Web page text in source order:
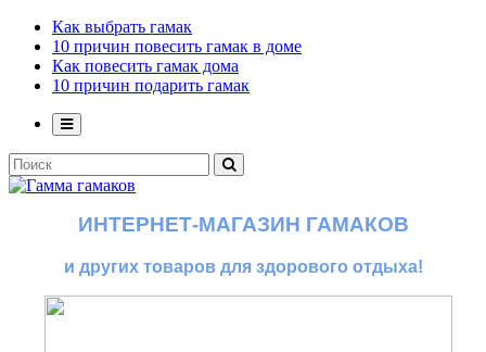
Как выбрать гамак
10 причин повесить гамак в доме
Как повесить гамак дома
10 причин подарить гамак
ИНТЕРНЕТ-МАГАЗИН ГАМАКОВ
и других товаров для здорового отдыха!